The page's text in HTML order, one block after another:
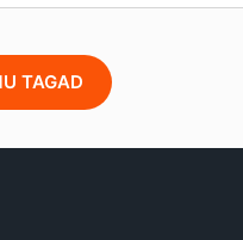
TAGAD